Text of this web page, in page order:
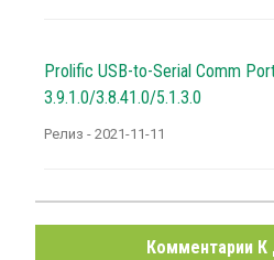
Prolific USB-to-Serial Comm
3.9.1.0/3.8.41.0/5.1.3.0
Релиз - 2021-11-11
Комментарии К